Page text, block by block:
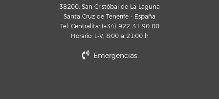
38200, San Cristóbal de La Laguna
Santa Cruz de Tenerife - España
Tel. Centralita: (+34) 922 31 90 00
Horario: L-V, 8:00 a 21:00 h
Emergencias